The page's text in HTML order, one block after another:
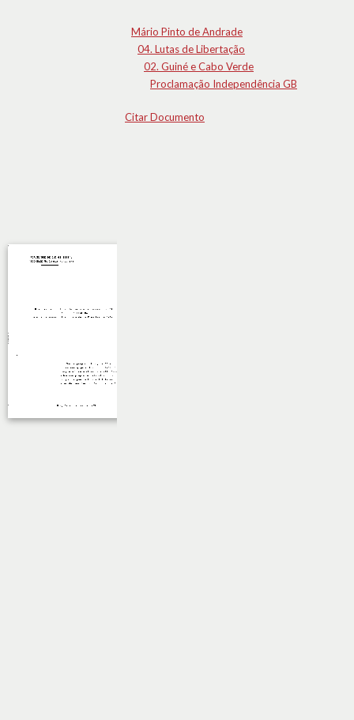
Mário Pinto de Andrade
04. Lutas de Libertação
02. Guiné e Cabo Verde
Proclamação Independência GB
Citar Documento